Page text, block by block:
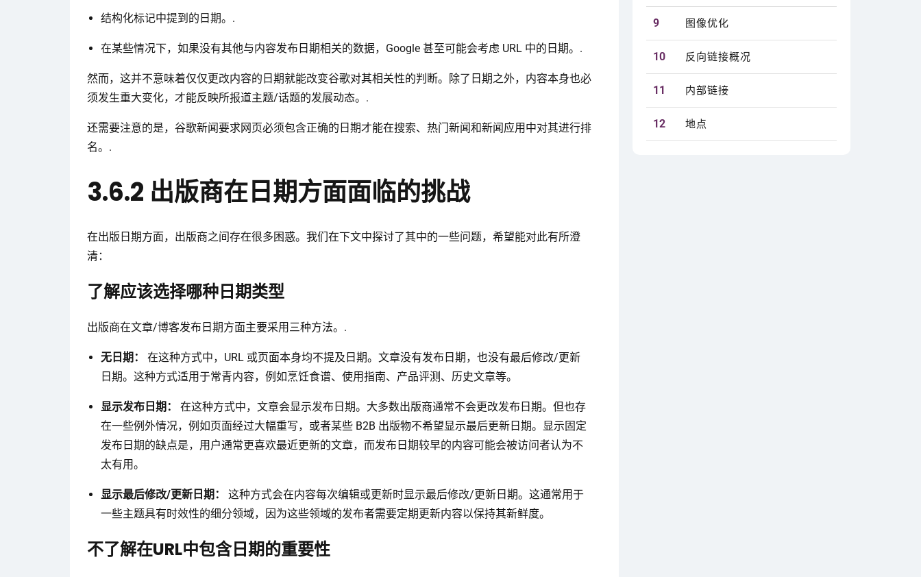
结构化标记中提到的日期。.
在某些情况下，如果没有其他与内容发布日期相关的数据，Google 甚至可能会考虑 URL 中的日期。.
然而，这并不意味着仅仅更改内容的日期就能改变谷歌对其相关性的判断。除了日期之外，内容本身也必
须发生重大变化，才能反映所报道主题/话题的发展动态。.
还需要注意的是，谷歌新闻要求网页必须包含正确的日期才能在搜索、热门新闻和新闻应用中对其进行排
名。.
3.6.2 出版商在日期方面面临的挑战
在出版日期方面，出版商之间存在很多困惑。我们在下文中探讨了其中的一些问题，希望能对此有所澄
清：
了解应该选择哪种日期类型
出版商在文章/博客发布日期方面主要采用三种方法。.
无日期：
在这种方式中，URL 或页面本身均不提及日期。文章没有发布日期，也没有最后修改/更新
日期。这种方式适用于常青内容，例如烹饪食谱、使用指南、产品评测、历史文章等。
显示发布日期： 在这种方式中，文章会显示发布日期。大多数出版商通常不会更改发布日期。但也存
在一些例外情况，例如页面经过大幅重写，或者某些 B2B 出版物不希望显示最后更新日期。显示固定
发布日期的缺点是，用户通常更喜欢最近更新的文章，而发布日期较早的内容可能会被访问​​者认为不
太有用。
显示最后修改/更新日期：
这种方式会在内容每次编辑或更新时显示最后修改/更新日期。这通常用于
一些主题具有时效性的细分领域，因为这些领域的发布者需要定期更新内容以保持其新鲜度。
不了解在URL中包含日期的重要性
9 图像优化
10 反向链接概况
11 内部链接
12 地点